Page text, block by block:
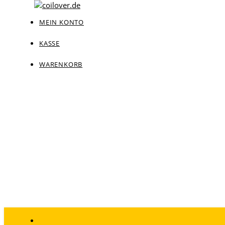
MEIN KONTO
KASSE
WARENKORB